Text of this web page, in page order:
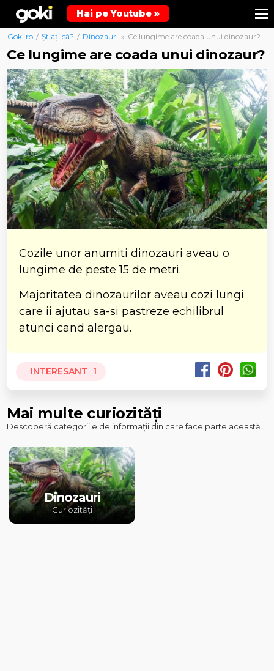
Hai pe Youtube »
Goki.ro / Știați că? / Dinozauri » Ce lungime are coada unui dinozaur?
Ce lungime are coada unui dinozaur?
Cozile unor anumiti dinozauri aveau o
lungime de peste 15 de metri.
Majoritatea dinozaurilor aveau cozi lungi
care ii ajutau sa-si pastreze echilibrul
atunci cand alergau.
INTERESANT 1
Mai multe curiozități
Descoperă categoriile de informații din care face parte această..
Dinozauri
Curiozități